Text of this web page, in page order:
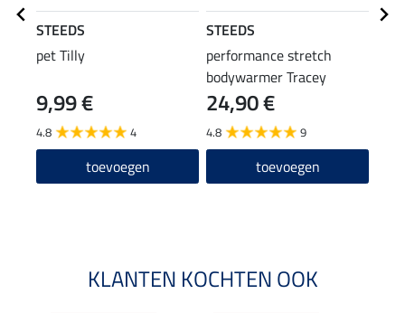
STEEDS
pet Tilly
9,99 €
4.8 4
toevoegen
STEEDS
performance stretch
bodywarmer Tracey
24,90 €
4.8 9
toevoegen
KLANTEN KOCHTEN OOK